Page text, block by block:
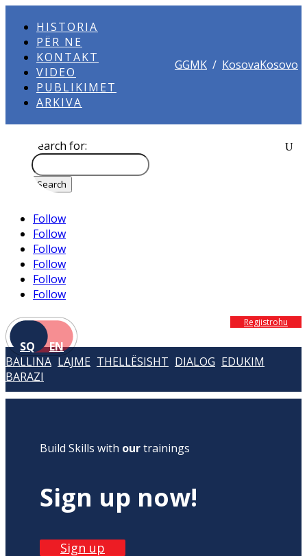
HISTORIA
PËR NE
KONTAKT
VIDEO
PUBLIKIMET
ARKIVA
GGMK / KosovaKosovo
Search for:
Follow
Follow
Follow
Follow
Follow
Follow
SQ EN
Regjistrohu
BALLINA LAJME THELLËSISHT DIALOG EDUKIM
BARAZI
Build Skills with ourtrainings
Sign up now!
Sign up